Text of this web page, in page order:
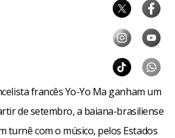
francês Yo-Yo Ma ganham um
de setembro, a baiana-brasiliense
turnê com o músico, pelos Estados